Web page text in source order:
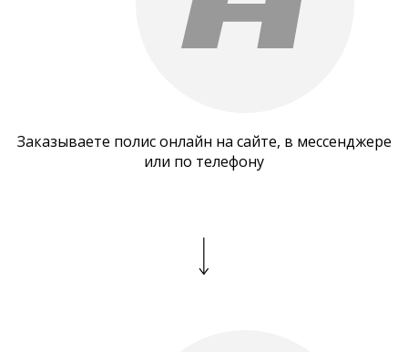
Заказываете полис онлайн на сайте, в мессенджере
или по телефону